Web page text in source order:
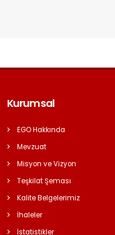
Kurumsal
EGO Hakkında
Mevzuat
Misyon ve Vizyon
Teşkilat Şeması
Kalite Belgelerimiz
İhaleler
İstatistikler